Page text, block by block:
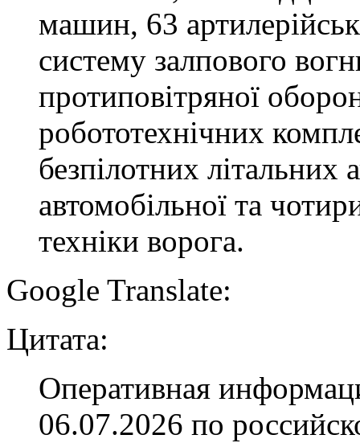
машин, 63
систему залпового
протиповітряної
робототехнічних
безпілотних літальних
автомобільної та
техніки ворога.
Google Translate:
Цитата:
Оперативная
06.07.2026 по